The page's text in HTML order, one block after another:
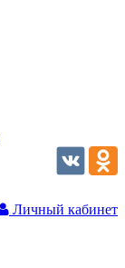
Личный кабинет